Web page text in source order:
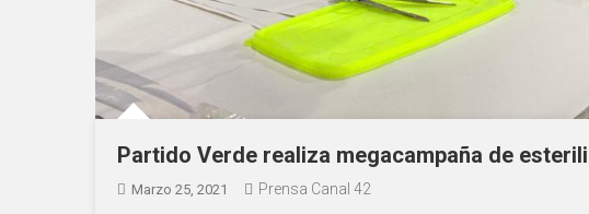
Partido Verde realiza megacampaña de
Marzo 25, 2021 Prensa Canal 42